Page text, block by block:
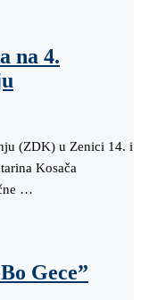
na 4.
(ZDK) u Zenici 14. i
Kosača
…
Gece”